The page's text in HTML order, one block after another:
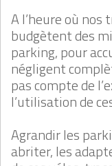
A l’heure où
budgètent des
parking, pour
négligent
pas compte de
l’utilisation de
Agrandir les
abriter, les